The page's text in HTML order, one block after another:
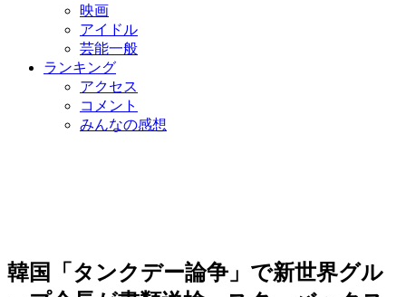
映画
アイドル
芸能一般
ランキング
アクセス
コメント
みんなの感想
韓国「タンクデー論争」で新世界グル